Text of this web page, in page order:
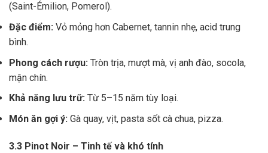
(Saint-Émilion, Pomerol).
Đặc điểm: Vỏ mỏng hơn Cabernet, tannin nhẹ, acid trung
bình.
Phong cách rượu: Tròn trịa, mượt mà, vị anh đào, socola,
mận chín.
Khả năng lưu trữ: Từ 5–15 năm tùy loại.
Món ăn gợi ý: Gà quay, vịt, pasta sốt cà chua, pizza.
3.3 Pinot Noir – Tinh tế và khó tính